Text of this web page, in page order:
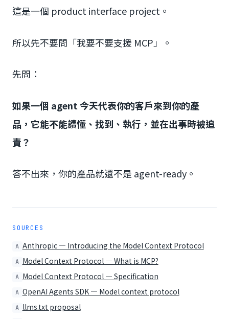
這是一個 product interface project。
所以先不要問「我要不要支援 MCP」。
先問：
如果一個 agent 今天代表你的客戶來到你的產
品，它能不能讀懂、找到、執行，並在出事時被追
責？
答不出來，你的產品就還不是 agent-ready。
SOURCES
A Anthropic — Introducing the Model Context Protocol
A Model Context Protocol — What is MCP?
A Model Context Protocol — Specification
A OpenAI Agents SDK — Model context protocol
A llms.txt proposal